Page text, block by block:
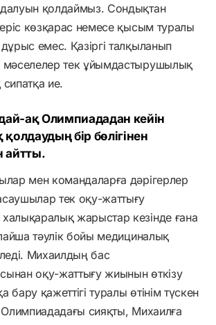
қолдаймыз. Сондықтан
көзқарас немесе қысым туралы
емес. Қазіргі талқыланып
тек ұйымдастырушылық
ие.
ақ Олимпиададан кейін
бір бөлігінен
айтты.
мен командаларға дәрігерлер
тек оқу-жаттығу
жарыстар кезінде ғана
тәулік бойы медициналық
Михаилдың бас
оқу-жаттығу жиынын өткізу
қажеттігі туралы өтінім түскен
сияқты, Михаилға